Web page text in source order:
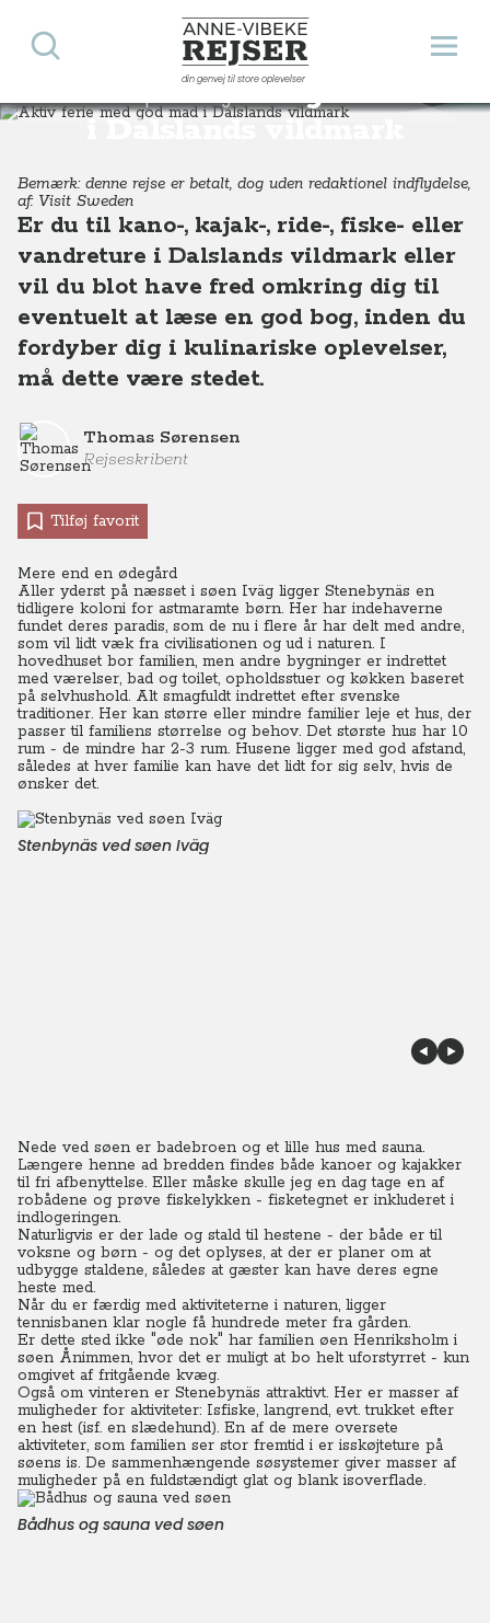
Anne-Vibeke Rejser
din genvej til store oplevelser
Åbn
Søg
Aktiv ferie med god mad
i Dalslands vildmark
Destinationer Europa Sverige Aktiv ferie med god mad i Dalslands vildmark, Sverige
Bemærk: denne rejse er betalt, dog uden redaktionel indflydelse,
af: Visit Sweden
Er du til kano-, kajak-, ride-, fiske- eller
vandreture i Dalslands vildmark eller
vil du blot have fred omkring dig til
eventuelt at læse en god bog, inden du
fordyber dig i kulinariske oplevelser,
må dette være stedet.
Thomas Sørensen
Rejseskribent
Tilføj favorit
Mere end en ødegård
Aller yderst på næsset i søen Iväg ligger Stenebynäs en
tidligere koloni for astmaramte børn. Her har indehaverne
fundet deres paradis, som de nu i flere år har delt med andre,
som vil lidt væk fra civilisationen og ud i naturen. I
hovedhuset bor familien, men andre bygninger er indrettet
med værelser, bad og toilet, opholdsstuer og køkken baseret
på selvhushold. Alt smagfuldt indrettet efter svenske
traditioner. Her kan større eller mindre familier leje et hus, der
passer til familiens størrelse og behov. Det største hus har 10
rum - de mindre har 2-3 rum. Husene ligger med god afstand,
således at hver familie kan have det lidt for sig selv, hvis de
ønsker det.
Stenbynäs ved søen Iväg
Nede ved søen er badebroen og et lille hus med sauna.
Længere henne ad bredden findes både kanoer og kajakker
til fri afbenyttelse. Eller måske skulle jeg en dag tage en af
robådene og prøve fiskelykken - fisketegnet er inkluderet i
indlogeringen.
Naturligvis er der lade og stald til hestene - der både er til
voksne og børn - og det oplyses, at der er planer om at
udbygge staldene, således at gæster kan have deres egne
heste med.
Når du er færdig med aktiviteterne i naturen, ligger
tennisbanen klar nogle få hundrede meter fra gården.
Er dette sted ikke "øde nok" har familien øen Henriksholm i
søen Ånimmen, hvor det er muligt at bo helt uforstyrret - kun
omgivet af fritgående kvæg.
Også om vinteren er Stenebynäs attraktivt. Her er masser af
muligheder for aktiviteter: Isfiske, langrend, evt. trukket efter
en hest (isf. en slædehund). En af de mere oversete
aktiviteter, som familien ser stor fremtid i er isskøjteture på
søens is. De sammenhængende søsystemer giver masser af
muligheder på en fuldstændigt glat og blank isoverflade.
Bådhus og sauna ved søen